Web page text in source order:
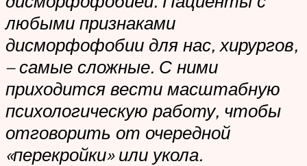
любыми признаками
дисморфофобии для нас, хирургов,
– самые сложные. С ними
приходится вести масштабную
психологическую работу, чтобы
отговорить от очередной
«перекройки» или укола.